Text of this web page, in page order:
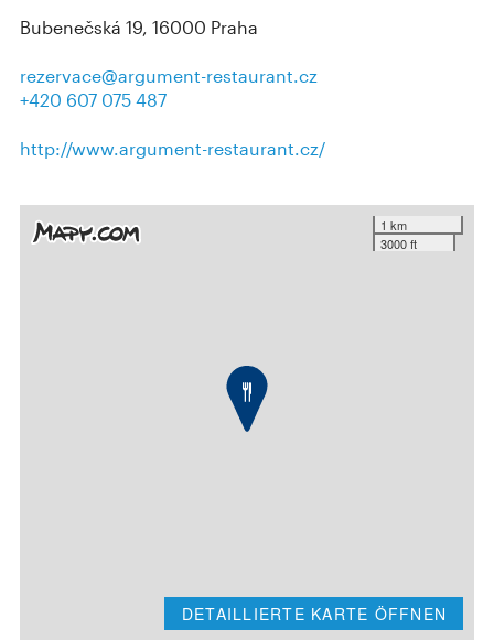
Bubenečská 19, 16000 Praha
rezervace@argument-restaurant.cz
+420 607 075 487
http://www.argument-restaurant.cz/
1 km
3000 ft
DETAILLIERTE KARTE ÖFFNEN